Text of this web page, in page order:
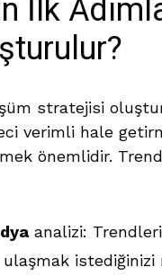
stratejisi
verimli hale
önemlidir.
analizi:
istediğinizi